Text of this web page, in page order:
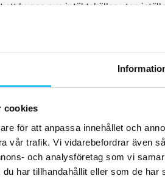
cookies
för att anpassa innehållet och
vår trafik. Vi vidarebefordrar även
och analysföretag som vi
har tillhandahållit eller som de
bygga nya intäktskällor utan
Ja, du har säkert egna tankar
Men är det inte bättre att dina
ska betala för kalaset. Gör en
oss att skapa ort x bästa gym”.
ge dig indikationer på hur ditt Gym
ditt nya utrymme kommer
en funktionell yta, kanske något för
träning eller skall det vara stretch